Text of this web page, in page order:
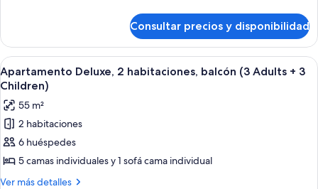
(3
Adults
+
2
Children)
Deluxe,
habitaciones,
balcón
Adults
+
2
Children)
Consultar precios y disponibilidad
Abrir
todas
las
fotos
de
Apartamento
Deluxe,
2
Una sala de estar moderna con un
6
Apartamento Deluxe, 2 habitaciones, balcón (3 Adults + 3
Children)
55 m²
2 habitaciones
6 huéspedes
5 camas individuales y 1 sofá cama individual
Ver más detalles
Más